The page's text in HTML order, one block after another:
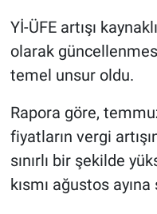
Yİ-ÜFE artışı
olarak
temel unsur oldu.
Rapora göre,
fiyatların vergi
sınırlı bir şekilde
kısmı ağustos ayına